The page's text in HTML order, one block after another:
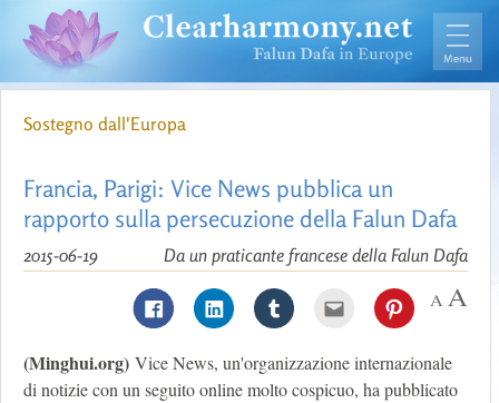
Sostegno dall'Europa
Francia, Parigi: Vice News pubblica un
rapporto sulla persecuzione della Falun Dafa
Da un praticante francese della Falun Dafa
2015-06-19
(Minghui.org) Vice News, un'organizzazione internazionale
di notizie con un seguito online molto cospicuo, ha pubblicato